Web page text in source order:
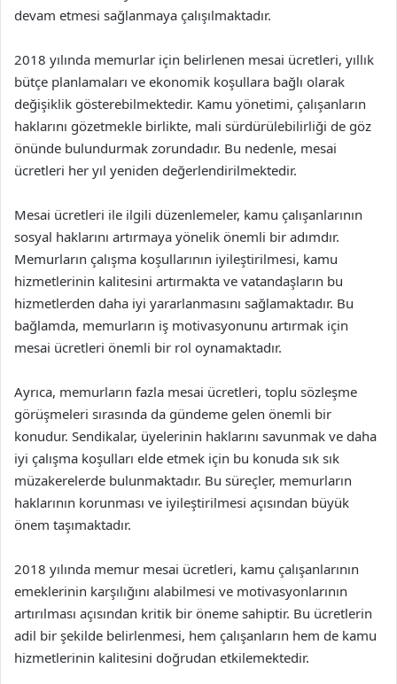
devam etmesi sağlanmaya çalışılmaktadır.
2018 yılında memurlar için belirlenen mesai ücretleri, yıllık
bütçe planlamaları ve ekonomik koşullara bağlı olarak
değişiklik gösterebilmektedir. Kamu yönetimi, çalışanların
haklarını gözetmekle birlikte, mali sürdürülebilirliği de göz
önünde bulundurmak zorundadır. Bu nedenle, mesai
ücretleri her yıl yeniden değerlendirilmektedir.
Mesai ücretleri ile ilgili düzenlemeler, kamu çalışanlarının
sosyal haklarını artırmaya yönelik önemli bir adımdır.
Memurların çalışma koşullarının iyileştirilmesi, kamu
hizmetlerinin kalitesini artırmakta ve vatandaşların bu
hizmetlerden daha iyi yararlanmasını sağlamaktadır. Bu
bağlamda, memurların iş motivasyonunu artırmak için
mesai ücretleri önemli bir rol oynamaktadır.
Ayrıca, memurların fazla mesai ücretleri, toplu sözleşme
görüşmeleri sırasında da gündeme gelen önemli bir
konudur. Sendikalar, üyelerinin haklarını savunmak ve daha
iyi çalışma koşulları elde etmek için bu konuda sık sık
müzakerelerde bulunmaktadır. Bu süreçler, memurların
haklarının korunması ve iyileştirilmesi açısından büyük
önem taşımaktadır.
2018 yılında memur mesai ücretleri, kamu çalışanlarının
emeklerinin karşılığını alabilmesi ve motivasyonlarının
artırılması açısından kritik bir öneme sahiptir. Bu ücretlerin
adil bir şekilde belirlenmesi, hem çalışanların hem de kamu
hizmetlerinin kalitesini doğrudan etkilemektedir.